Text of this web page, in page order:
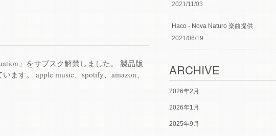
」をサブスク解禁しました。 製品版
ます。 apple music、spotify、amazon、
2021/11/03
Haco - Nova Naturo 楽曲提供
2021/06/19
ARCHIVE
2026年2月
2026年1月
2025年9月